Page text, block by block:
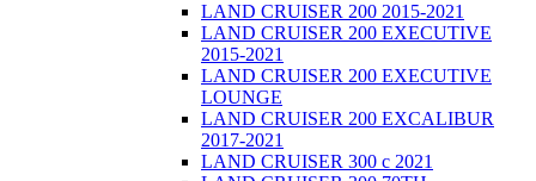
LAND CRUISER 200 2015-2021
LAND CRUISER 200 EXECUTIVE
2015-2021
LAND CRUISER 200 EXECUTIVE
LOUNGE
LAND CRUISER 200 EXCALIBUR
2017-2021
LAND CRUISER 300 с 2021